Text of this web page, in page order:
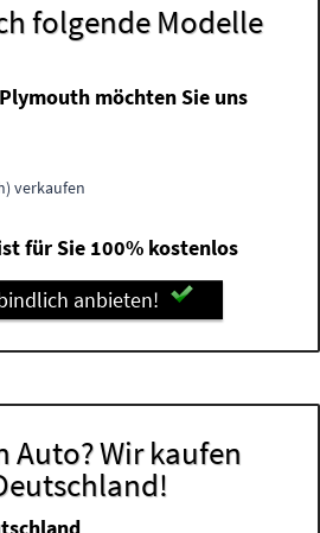
folgende Modelle
möchten Sie uns
verkaufen
für Sie 100% kostenlos
anbieten!
Auto? Wir kaufen